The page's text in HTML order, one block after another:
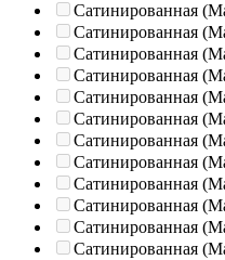
Сатинированная
Сатинированная
Сатинированная
Сатинированная
Сатинированная
Сатинированная
Сатинированная
Сатинированная
Сатинированная
Сатинированная
Сатинированная
Сатинированная